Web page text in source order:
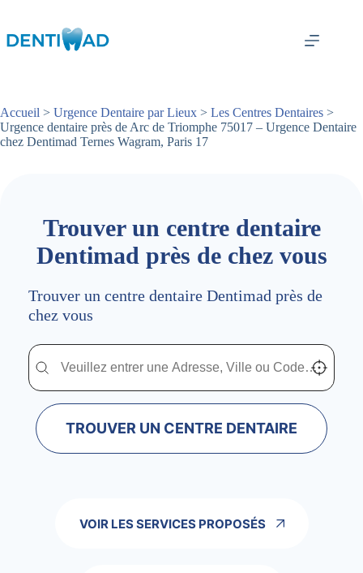
contenu
Accueil > Urgence Dentaire par Lieux > Les Centres Dentaires >
Urgence dentaire près de Arc de Triomphe 75017 – Urgence Dentaire
chez Dentimad Ternes Wagram, Paris 17
Trouver un centre dentaire
Dentimad près de chez vous
Trouver un centre dentaire Dentimad près de
chez vous
Trouver un centre dentaire Dentimad près de
Trouver un centre dentaire Dentimad près de chez vous Localisez-
TROUVER UN CENTRE DENTAIRE
VOIR LES SERVICES PROPOSÉS